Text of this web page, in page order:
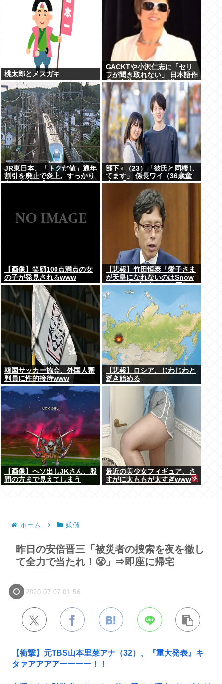
桃太郎とメスガキ
GACKTや小沢仁志に「セリ
フが聞き取れない」 日本語作
品を字幕で見る人が増えてい
る背景
JR東日本、「トクだ値」通年
割引を廃止で炎上。すっかり
金の亡者と成り下がったな
部下♀（23）「彼氏と同棲し
てます」 係長ワイ（36歳童
貞）「えっ…？」
【画像】笑顔100点満点の女
の子が発見されるwww
【悲報】竹田恒泰「愛子さま
が天皇になれないのはSnow
Manに女がいないのと同じ」
X民「養子案はSnow Manに
竹田恒泰が入るようなもの」
韓国サッカー協会、外国人審
判員に性的接待www
【悲報】ロシア、じわじわと
逝き始める
【画像】ヘソ出しJKさん、股
間の方まで見えてしまう
最近の美少女フィギュア、さ
すがに太ももが太すぎwww
ホーム 嫌儲
昨日の安倍晋三「被災者の捜索を夜を徹し
て全力で当たれ！😤」⇒即座に帰宅
2020.07.07 01:56
【衝撃】元TBS山本里菜アナ（32）、『重大発表』キ
タァアアアアーーーー！！